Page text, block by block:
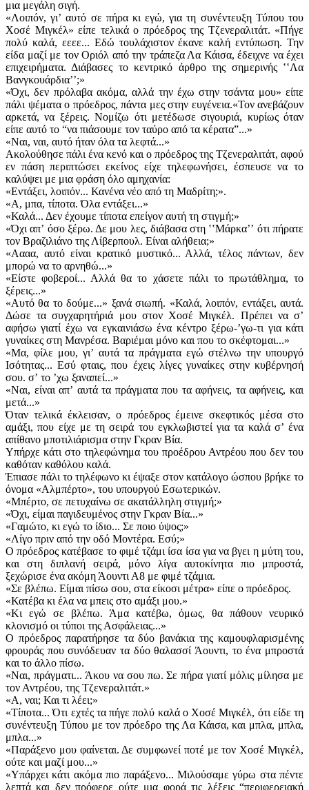
μια μεγάλη σιγή.
«Λοιπόν, γιʼ αυτό σε πήρα κι εγώ, για τη συνέντευξη Τύπου του
Χοσέ Μιγκέλ» είπε τελικά ο πρόεδρος της Τζενεραλιτάτ. «Πήγε
πολύ καλά, εεεε... Εδώ τουλάχιστον έκανε καλή εντύπωση. Την
είδα μαζί με τον Οριόλ από την τράπεζα Λα Κάισα, έδειχνε να έχει
επιχειρήματα. Διάβασες το κεντρικό άρθρο της σημερινής ʽʽΛα
Βανγκουάρδιαʼʼ;»
«Όχι, δεν πρόλαβα ακόμα, αλλά την έχω στην τσάντα μου» είπε
πάλι ψέματα ο πρόεδρος, πάντα μες στην ευγένεια.«Τον ανεβάζουν
αρκετά, να ξέρεις. Νομίζω ότι μετέδωσε σιγουριά, κυρίως όταν
είπε αυτό το “να πιάσουμε τον ταύρο από τα κέρατα”...»
«Ναι, ναι, αυτό ήταν όλα τα λεφτά...»
Ακολούθησε πάλι ένα κενό και ο πρόεδρος της Τζενεραλιτάτ, αφού
εν πάση περιπτώσει εκείνος είχε τηλεφωνήσει, έσπευσε να το
καλύψει με μια φράση όλο αμηχανία:
«Εντάξει, λοιπόν... Κανένα νέο από τη Μαδρίτη;».
«Α, μπα, τίποτα. Όλα εντάξει...»
«Καλά... Δεν έχουμε τίποτα επείγον αυτή τη στιγμή;»
«Όχι απʼ όσο ξέρω. Δε μου λες, διάβασα στη ʽʽΜάρκαʼʼ ότι πήρατε
τον Βραζιλιάνο της Λίβερπουλ. Είναι αλήθεια;»
«Αααα, αυτό είναι κρατικό μυστικό... Αλλά, τέλος πάντων, δεν
μπορώ να το αρνηθώ...»
«Είστε φοβεροί... Αλλά θα το χάσετε πάλι το πρωτάθλημα, το
ξέρεις...»
«Αυτό θα το δούμε...» ξανά σιωπή. «Καλά, λοιπόν, εντάξει, αυτά.
Δώσε τα συγχαρητήριά μου στον Χοσέ Μιγκέλ. Πρέπει να σʼ
αφήσω γιατί έχω να εγκαινιάσω ένα κέντρο ξέρω-ʼγω-τι για κάτι
γυναίκες στη Μανρέσα. Βαριέμαι μόνο και που το σκέφτομαι...»
«Μα, φίλε μου, γιʼ αυτά τα πράγματα εγώ στέλνω την υπουργό
Ισότητας... Εσύ φταις, που έχεις λίγες γυναίκες στην κυβέρνησή
σου. σʼ το ʼχω ξαναπεί...»
«Ναι, είναι απʼ αυτά τα πράγματα που τα αφήνεις, τα αφήνεις, και
μετά...»
Όταν τελικά έκλεισαν, ο πρόεδρος έμεινε σκεφτικός μέσα στο
αμάξι, που είχε με τη σειρά του εγκλωβιστεί για τα καλά σʼ ένα
απίθανο μποτιλιάρισμα στην Γκραν Βία.
Υπήρχε κάτι στο τηλεφώνημα του προέδρου Αντρέου που δεν του
καθόταν καθόλου καλά.
Έπιασε πάλι το τηλέφωνο κι έψαξε στον κατάλογο ώσπου βρήκε το
όνομα «Αλμπέρτο», του υπουργού Εσωτερικών.
«Μπέρτο, σε πετυχαίνω σε ακατάλληλη στιγμή;»
«Όχι, είμαι παγιδευμένος στην Γκραν Βία...»
«Γαμώτο, κι εγώ το ίδιο... Σε ποιο ύψος;»
«Λίγο πριν από την οδό Μοντέρα. Εσύ;»
Ο πρόεδρος κατέβασε το φιμέ τζάμι ίσα ίσα για να βγει η μύτη του,
και στη διπλανή σειρά, μόνο λίγα αυτοκίνητα πιο μπροστά,
ξεχώρισε ένα ακόμη Άουντι Α8 με φιμέ τζάμια.
«Σε βλέπω. Είμαι πίσω σου, στα είκοσι μέτρα» είπε ο πρόεδρος.
«Κατέβα κι έλα να μπεις στο αμάξι μου.»
«Κι εγώ σε βλέπω. Άμα κατέβω, όμως, θα πάθουν νευρικό
κλονισμό οι τύποι της Ασφάλειας...»
Ο πρόεδρος παρατήρησε τα δύο βανάκια της καμουφλαρισμένης
φρουράς που συνόδευαν τα δύο θαλασσί Άουντι, το ένα μπροστά
και το άλλο πίσω.
«Ναι, πράγματι... Άκου να σου πω. Σε πήρα γιατί μόλις μίλησα με
τον Αντρέου, της Τζενεραλιτάτ.»
«Α, ναι; Και τι λέει;»
«Τίποτα... Ότι εχτές τα πήγε πολύ καλά ο Χοσέ Μιγκέλ, ότι είδε τη
συνέντευξη Τύπου με τον πρόεδρο της Λα Κάισα, και μπλα, μπλα,
μπλα...»
«Παράξενο μου φαίνεται. Δε συμφωνεί ποτέ με τον Χοσέ Μιγκέλ,
ούτε και μαζί μου...»
«Υπάρχει κάτι ακόμα πιο παράξενο... Μιλούσαμε γύρω στα πέντε
λεπτά και δεν πρόφερε ούτε μια φορά τις λέξεις “περιφερειακή